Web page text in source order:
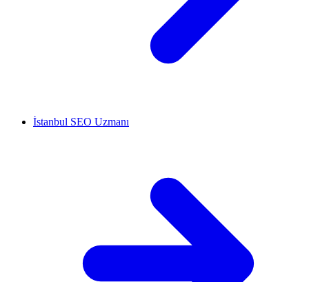
İstanbul SEO Uzmanı